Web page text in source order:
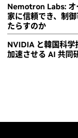
Nemotron Labs: オ
家に信頼でき、制
たらすのか
NVIDIA と韓国科学
加速させる AI 共同